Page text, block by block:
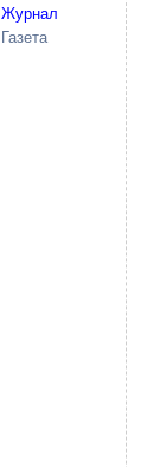
Журнал
Газета